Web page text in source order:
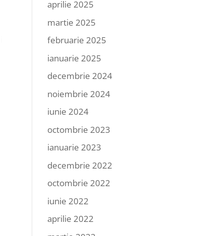
aprilie 2025
martie 2025
februarie 2025
ianuarie 2025
decembrie 2024
noiembrie 2024
iunie 2024
octombrie 2023
ianuarie 2023
decembrie 2022
octombrie 2022
iunie 2022
aprilie 2022